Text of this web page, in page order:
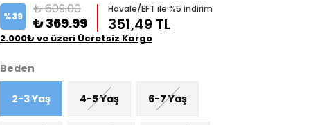
%39 ₺ 609.00
₺ 369.99
Havale/EFT ile %5 indirim
351,49 TL
2.000₺ ve üzeri Ücretsiz Kargo
Beden
2-3 Yaş 4-5 Yaş 6-7 Yaş